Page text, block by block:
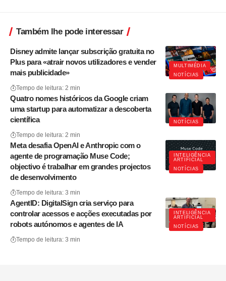
Também lhe pode interessar
MULTIMÉDIA
NOTÍCIAS
Disney admite lançar subscrição gratuita no
Plus para «atrair novos utilizadores e vender
mais publicidade»
Tempo de leitura: 2 min
NOTÍCIAS
Quatro nomes históricos da Google criam
uma startup para automatizar a descoberta
científica
Tempo de leitura: 2 min
INTELIGÊNCIA
ARTIFICIAL
NOTÍCIAS
Meta desafia OpenAI e Anthropic com o
agente de programação Muse Code;
objectivo é trabalhar em grandes projectos
de desenvolvimento
Tempo de leitura: 3 min
INTELIGÊNCIA
ARTIFICIAL
NOTÍCIAS
AgentID: DigitalSign cria serviço para
controlar acessos e acções executadas por
robots autónomos e agentes de IA
Tempo de leitura: 3 min